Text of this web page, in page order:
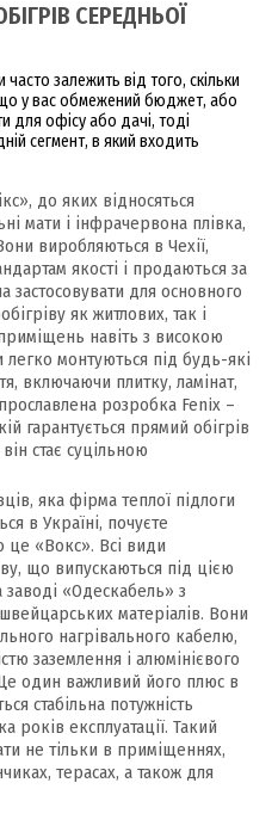
СЕРЕДНЬОЇ
залежить від того, скільки
у вас обмежений бюджет, або
для офісу або дачі, тоді
сегмент, в який входить
до яких відносяться
мати і інфрачервона плівка,
виробляються в Чехії,
якості і продаються за
застосовувати для основного
як житлових, так і
навіть з високою
легко монтуються під будь-які
включаючи плитку, ламінат,
розробка Fenix –
гарантується прямий обігрів
стає суцільною
яка фірма теплої підлоги
в Україні, почуєте
це «Вокс». Всі види
що випускаються під цією
«Одескабель» з
матеріалів. Вони
нагрівального кабелю,
заземлення і алюмінієвого
один важливий його плюс в
стабільна потужність
років експлуатації. Такий
не тільки в приміщеннях,
терасах, а також для